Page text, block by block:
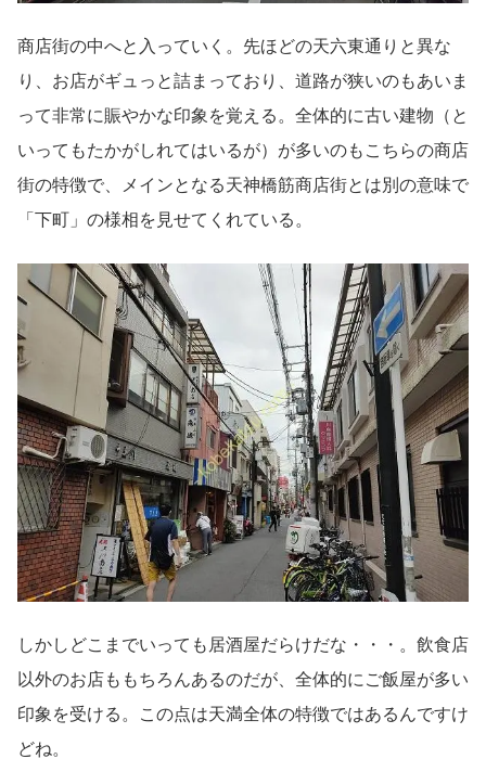
商店街の中へと入っていく。先ほどの天六東通りと異な
り、お店がギュっと詰まっており、道路が狭いのもあいま
って非常に賑やかな印象を覚える。全体的に古い建物（と
いってもたかがしれてはいるが）が多いのもこちらの商店
街の特徴で、メインとなる天神橋筋商店街とは別の意味で
「下町」の様相を見せてくれている。
しかしどこまでいっても居酒屋だらけだな・・・。飲食店
以外のお店ももちろんあるのだが、全体的にご飯屋が多い
印象を受ける。この点は天満全体の特徴ではあるんですけ
どね。